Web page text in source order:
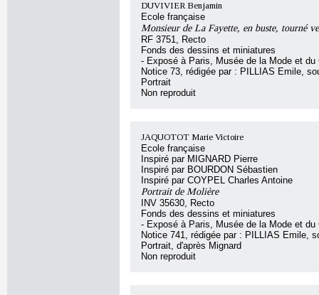
DUVIVIER Benjamin
Ecole française
Monsieur de La Fayette, en buste, tourné
RF 3751, Recto
Fonds des dessins et miniatures
- Exposé à Paris, Musée de la Mode et du
Notice 73, rédigée par : PILLIAS Emile,
Portrait
Non reproduit
JAQUOTOT Marie Victoire
Ecole française
Inspiré par MIGNARD Pierre
Inspiré par BOURDON Sébastien
Inspiré par COYPEL Charles Antoine
Portrait de Molière
INV 35630, Recto
Fonds des dessins et miniatures
- Exposé à Paris, Musée de la Mode et du
Notice 741, rédigée par : PILLIAS Emile,
Portrait, d'après Mignard
Non reproduit